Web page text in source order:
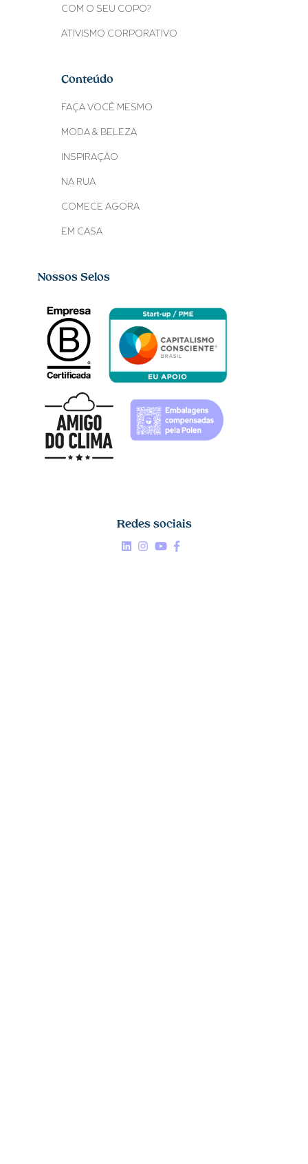
COM O SEU COPO?
ATIVISMO CORPORATIVO
Conteúdo
FAÇA VOCÊ MESMO
MODA & BELEZA
INSPIRAÇÃO
NA RUA
COMECE AGORA
EM CASA
Nossos Selos
Redes sociais
Linkedin
  